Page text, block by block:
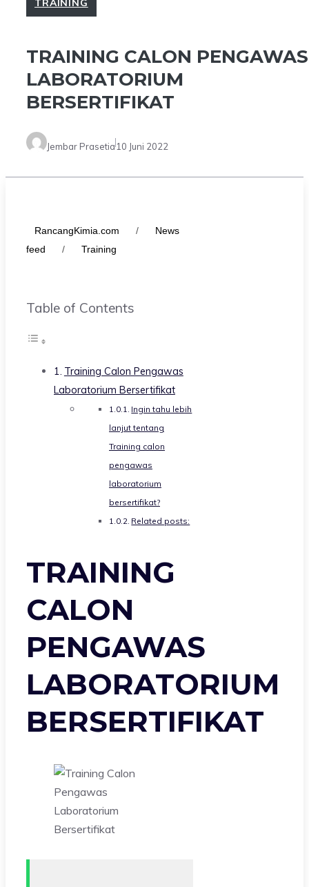
TRAINING
TRAINING CALON PENGAWAS
LABORATORIUM
BERSERTIFIKAT
Jembar Prasetia 10 Juni 2022
RancangKimia.com /
News
feed
/ Training
Table of Contents
Training Calon Pengawas
Laboratorium Bersertifikat
Ingin tahu lebih
lanjut tentang
Training calon
pengawas
laboratorium
bersertifikat?
Related posts:
TRAINING
CALON
PENGAWAS
LABORATORIUM
BERSERTIFIKAT